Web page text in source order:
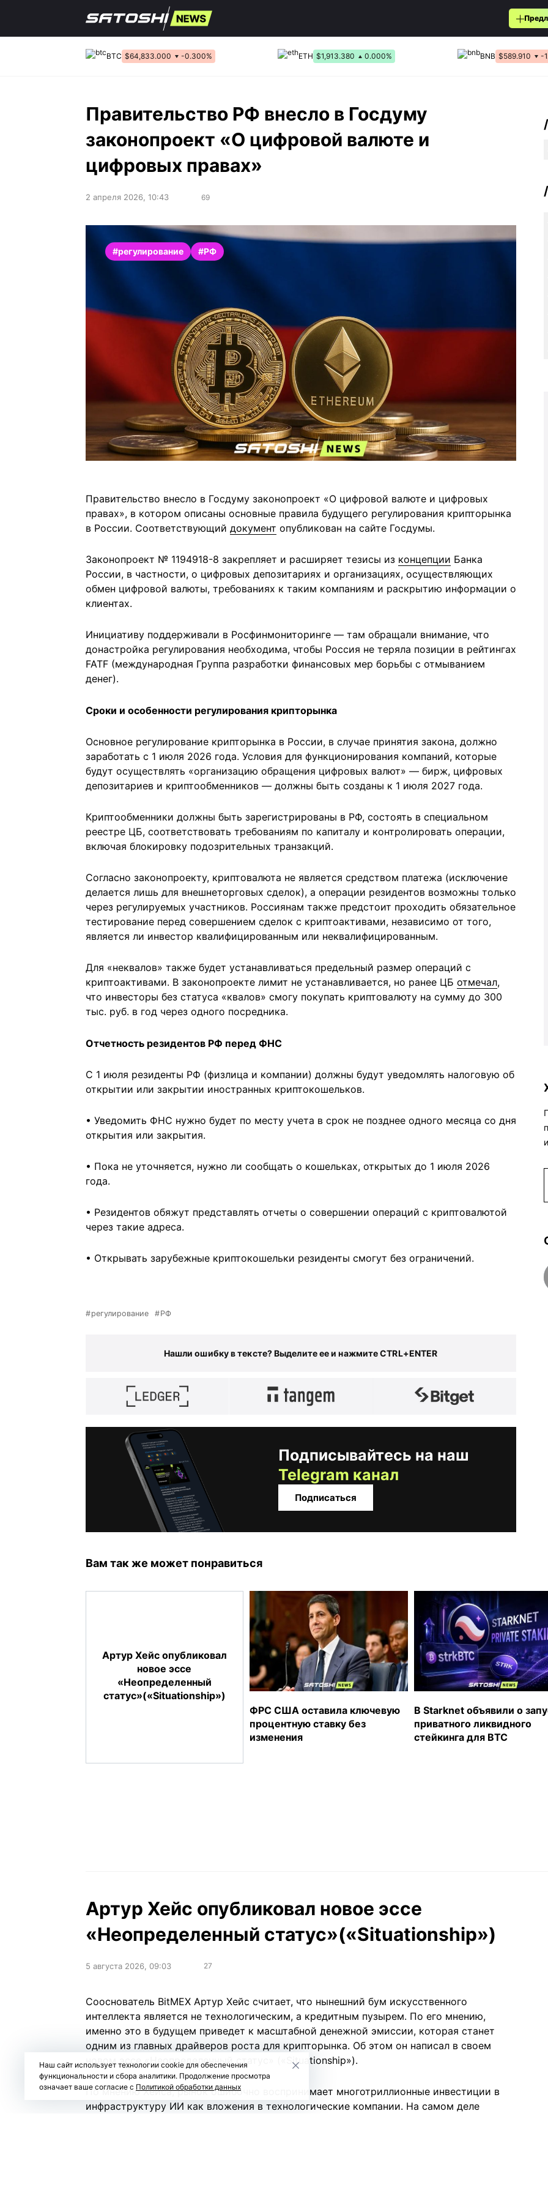
BTC $64,833.000 -0.300% ETH $1,913.380 0.000% BNB $589.910 -
Правительство РФ внесло в Госдуму
законопроект «О цифровой валюте и
цифровых правах»
2 апреля 2026, 10:43 69
#регулирование #РФ
Правительство внесло в Госдуму законопроект «О цифровой валюте и цифровых
правах», в котором описаны основные правила будущего регулирования крипторынка
в России. Соответствующий документ опубликован на сайте Госдумы.
Законопроект № 1194918-8 закрепляет и расширяет тезисы из концепции Банка
России, в частности, о цифровых депозитариях и организациях, осуществляющих
обмен цифровой валюты, требованиях к таким компаниям и раскрытию информации о
клиентах.
Инициативу поддерживали в Росфинмониторинге — там обращали внимание, что
донастройка регулирования необходима, чтобы Россия не теряла позиции в рейтингах
FATF (международная Группа разработки финансовых мер борьбы с отмыванием
денег).
Сроки и особенности регулирования крипторынка
Основное регулирование крипторынка в России, в случае принятия закона, должно
заработать с 1 июля 2026 года. Условия для функционирования компаний, которые
будут осуществлять «организацию обращения цифровых валют» — бирж, цифровых
депозитариев и криптообменников — должны быть созданы к 1 июля 2027 года.
Криптообменники должны быть зарегистрированы в РФ, состоять в специальном
реестре ЦБ, соответствовать требованиям по капиталу и контролировать операции,
включая блокировку подозрительных транзакций.
Согласно законопроекту, криптовалюта не является средством платежа (исключение
делается лишь для внешнеторговых сделок), а операции резидентов возможны только
через регулируемых участников. Россиянам также предстоит проходить обязательное
тестирование перед совершением сделок с криптоактивами, независимо от того,
является ли инвестор квалифицированным или неквалифицированным.
Для «неквалов» также будет устанавливаться предельный размер операций с
криптоактивами. В законопроекте лимит не устанавливается, но ранее ЦБ отмечал,
что инвесторы без статуса «квалов» смогу покупать криптовалюту на сумму до 300
тыс. руб. в год через одного посредника.
Отчетность резидентов РФ перед ФНС
С 1 июля резиденты РФ (физлица и компании) должны будут уведомлять налоговую об
открытии или закрытии иностранных криптокошельков.
• Уведомить ФНС нужно будет по месту учета в срок не позднее одного месяца со дня
открытия или закрытия.
• Пока не уточняется, нужно ли сообщать о кошельках, открытых до 1 июля 2026
года.
• Резидентов обяжут представлять отчеты о совершении операций с криптовалютой
через такие адреса.
• Открывать зарубежные криптокошельки резиденты смогут без ограничений.
регулирование РФ
Нашли ошибку в тексте? Выделите ее и нажмите CTRL+ENTER
Подписывайтесь на наш
Telegram канал
Подписаться
Вам так же может понравиться
Артур Хейс опубликовал
новое эссе
«Неопределенный
статус»(«Situationship»)
ФРС США оставила ключевую
процентную ставку без
изменения
В Starknet объявили о
приватного ликвидного
стейкинга для BTC
Артур Хейс опубликовал новое эссе
«Неопределенный статус»(«Situationship»)
5 августа 2026, 09:03 27
Сооснователь BitMEX Артур Хейс считает, что нынешний бум искусственного
интеллекта является не технологическим, а кредитным пузырем. По его мнению,
именно это в будущем приведет к масштабной денежной эмиссии, которая станет
одним из главных драйверов роста для крипторынка. Об этом он написал в своем
«Неопределенный статус» («Situationship»).
По мнению Хейса, рынок ошибочно воспринимает многотриллионные инвестиции в
инфраструктуру ИИ как вложения в технологические компании. На самом деле
Наш сайт использует технологии cookie для обеспечения
функциональности и сбора аналитики. Продолжение просмотра
означает ваше согласие с Политикой обработки данных